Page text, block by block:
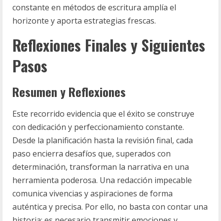
constante en métodos de escritura amplía el
horizonte y aporta estrategias frescas.
Reflexiones Finales y Siguientes
Pasos
Resumen y Reflexiones
Este recorrido evidencia que el éxito se construye
con dedicación y perfeccionamiento constante.
Desde la planificación hasta la revisión final, cada
paso encierra desafíos que, superados con
determinación, transforman la narrativa en una
herramienta poderosa. Una redacción impecable
comunica vivencias y aspiraciones de forma
auténtica y precisa. Por ello, no basta con contar una